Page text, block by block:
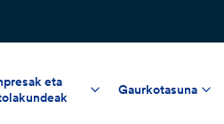
eta
Gaurkotasuna